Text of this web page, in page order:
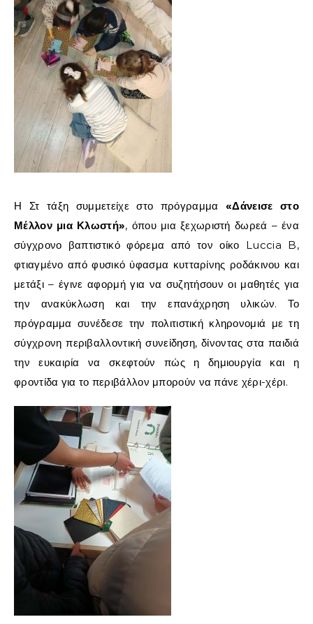
Η Στ τάξη συμμετείχε στο πρόγραμμα«Δάνεισε στο
Μέλλον μια Κλωστή», όπου μια ξεχωριστή δωρεά – ένα
σύγχρονο βαπτιστικό φόρεμα από τον οίκο Luccia B,
φτιαγμένο από φυσικό ύφασμα κυτταρίνης ροδάκινου και
μετάξι – έγινε αφορμή για να συζητήσουν οι μαθητές για
την ανακύκλωση και την επανάχρηση υλικών. Το
πρόγραμμα συνέδεσε την πολιτιστική κληρονομιά με τη
σύγχρονη περιβαλλοντική συνείδηση, δίνοντας στα παιδιά
την ευκαιρία να σκεφτούν πώς η δημιουργία και η
φροντίδα για το περιβάλλον μπορούν να πάνε χέρι-χέρι.